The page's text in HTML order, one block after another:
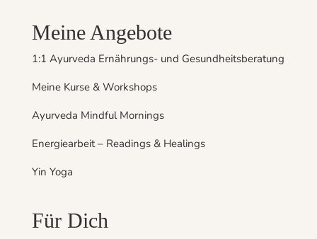
Meine Angebote
1:1 Ayurveda Ernährungs- und Gesundheitsberatung
Meine Kurse & Workshops
Ayurveda Mindful Mornings
Energiearbeit – Readings & Healings
Yin Yoga
Für Dich